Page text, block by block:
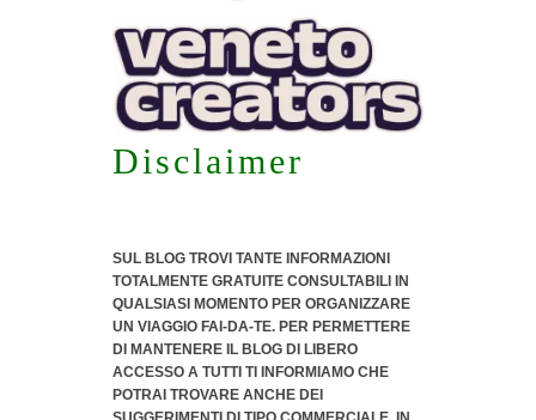
Disclaimer
SUL BLOG TROVI TANTE INFORMAZIONI
TOTALMENTE GRATUITE CONSULTABILI IN
QUALSIASI MOMENTO PER ORGANIZZARE
UN VIAGGIO FAI-DA-TE. PER PERMETTERE
DI MANTENERE IL BLOG DI LIBERO
ACCESSO A TUTTI TI INFORMIAMO CHE
POTRAI TROVARE ANCHE DEI
SUGGERIMENTI DI TIPO COMMERCIALE , IN